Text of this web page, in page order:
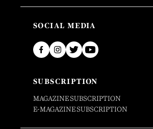
SOCIAL MEDIA
SUBSCRIPTION
MAGAZINE SUBSCRIPTION
E-MAGAZINE SUBSCRIPTION